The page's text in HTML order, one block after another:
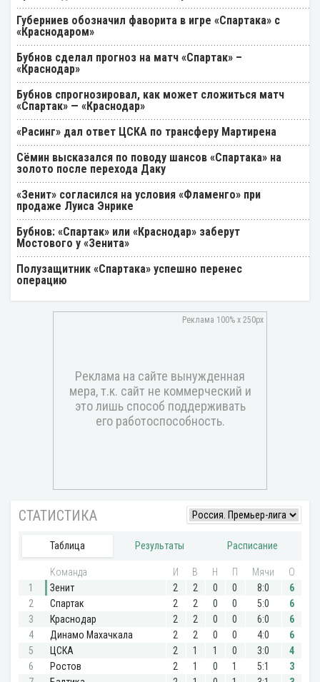
Губерниев обозначил фаворита в игре «Спартака» с
«Краснодаром»
Бубнов сделал прогноз на матч «Спартак» –
«Краснодар»
Бубнов спрогнозировал, как может сложиться матч
«Спартак» — «Краснодар»
«Расинг» дал ответ ЦСКА по трансферу Мартирена
Cёмин высказался по поводу шансов «Спартака» на
золото после перехода Даку
«Зенит» согласился на условия «Фламенго» при
продаже Луиса Энрике
Бубнов: «Спартак» или «Краснодар» заберут
Мостового у «Зенита»
Полузащитник «Спартака» успешно перенес
операцию